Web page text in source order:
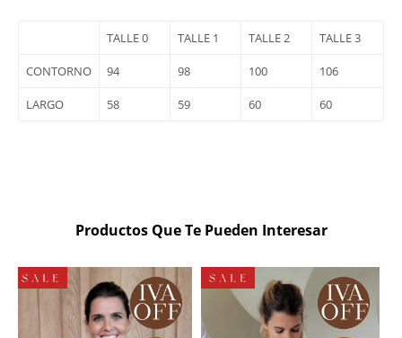
TALLE 0 TALLE 1 TALLE 2 TALLE 3
CONTORNO 94 98 100 106
LARGO 58 59 60 60
Productos Que Te Pueden Interesar